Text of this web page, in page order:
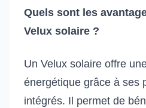
Quels sont les
Velux solaire ?
Un Velux solaire offre
énergétique grâce à ses
intégrés. Il permet de